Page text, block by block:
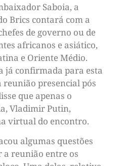
Saboia, a
Brics contará com a
de governo ou de
africanos e asiático,
e Oriente Médio.
já confirmada para esta
presencial pós
que apenas o
Vladimir Putin,
virtual do encontro.
algumas questões
a reunião entre os